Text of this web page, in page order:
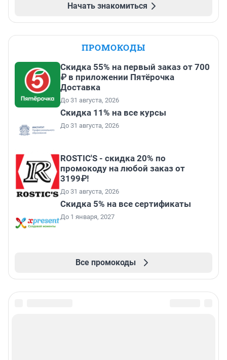
Начать знакомиться
ПРОМОКОДЫ
Скидка 55% на первый заказ от 700
₽ в приложении Пятёрочка
Доставка
До 31 августа, 2026
Скидка 11% на все курсы
До 31 августа, 2026
ROSTIC'S - скидка 20% по
промокоду на любой заказ от
3199₽!
До 31 августа, 2026
Скидка 5% на все сертификаты
До 1 января, 2027
Все промокоды